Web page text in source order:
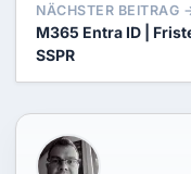
NÄCHSTER BEITRAG
M365 Entra ID |
SSPR